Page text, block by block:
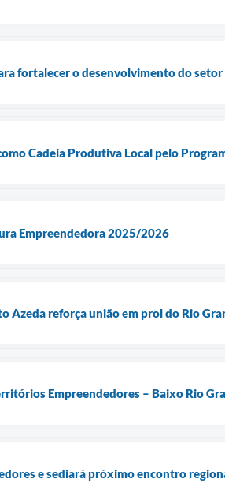
fortalecer o desenvolvimento do setor
Cadeia Produtiva Local pelo
Empreendedora 2025/2026
Azeda reforça união em prol do Rio
Empreendedores – Baixo Rio
e sediará próximo encontro